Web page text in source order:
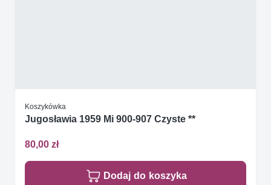
Koszykówka
Jugosławia 1959 Mi 900-907 Czyste **
80,00 zł
Dodaj do koszyka